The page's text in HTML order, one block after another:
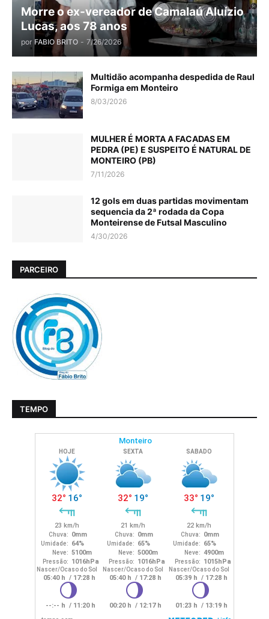
Morre o ex-vereador de Camalaú Aluízio
Lucas, aos 78 anos
por FABIO BRITO - 7/26/2026
Multidão acompanha despedida de Raul
Formiga em Monteiro
8/03/2026
MULHER É MORTA A FACADAS EM
PEDRA (PE) E SUSPEITO É NATURAL DE
MONTEIRO (PB)
7/11/2026
12 gols em duas partidas movimentam
sequencia da 2ª rodada da Copa
Monteirense de Futsal Masculino
4/30/2026
PARCEIRO
TEMPO